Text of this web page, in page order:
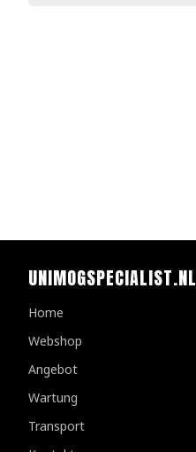
UNIMOGSPECIALIST.NL
Home
Webshop
Angebot
Wartung
Transport